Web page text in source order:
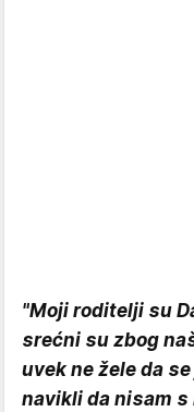
"Moji roditelji su
srećni su zbog
uvek ne žele da
navikli da nisam s